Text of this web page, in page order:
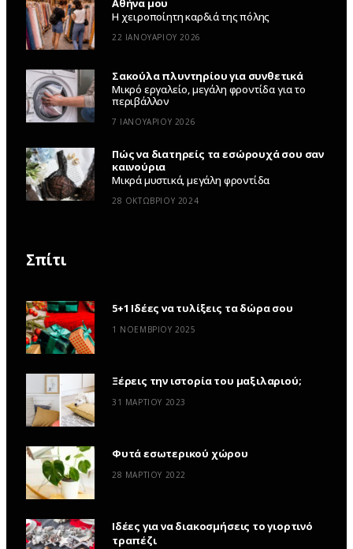
Αθήνα μου
Η χειροποίητη καρδιά της πόλης
22 ΙΑΝΟΥΑΡΊΟΥ 2026
Σακούλα πλυντηρίου για συνθετικά
Μικρό εργαλείο, μεγάλη φροντίδα για το
περιβάλλον
7 ΙΑΝΟΥΑΡΊΟΥ 2026
Πώς να διατηρείς τα εσώρουχά σου σαν
καινούρια
Μικρά μυστικά, μεγάλη φροντίδα
28 ΟΚΤΩΒΡΊΟΥ 2024
Σπίτι
5+1 Ιδέες να τυλίξεις τα δώρα σου
1 ΝΟΕΜΒΡΊΟΥ 2025
Ξέρεις την ιστορία του μαξιλαριού;
31 ΜΑΡΤΊΟΥ 2023
Φυτά εσωτερικού χώρου
28 ΜΑΡΤΊΟΥ 2022
Ιδέες για να διακοσμήσεις το γιορτινό
τραπέζι